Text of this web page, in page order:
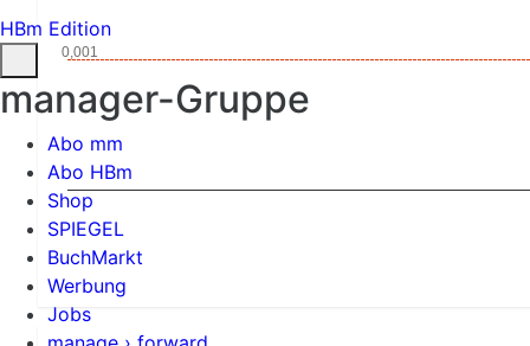
0,001
HBm Edition
manager-Gruppe
Abo mm
Abo HBm
Shop
SPIEGEL
BuchMarkt
Werbung
Jobs